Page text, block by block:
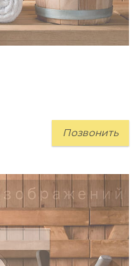
Позвонить